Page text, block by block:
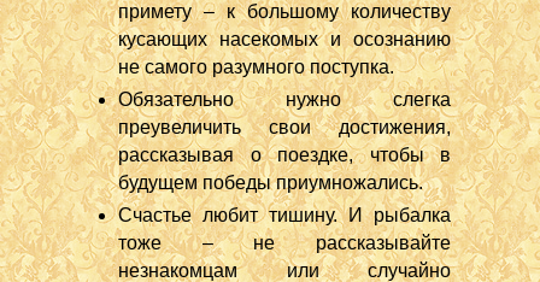
примету – к большому количеству
кусающих насекомых и осознанию
не самого разумного поступка.
Обязательно нужно слегка
преувеличить свои достижения,
рассказывая о поездке, чтобы в
будущем победы приумножались.
Счастье любит тишину. И рыбалка
тоже – не рассказывайте
незнакомцам или случайно